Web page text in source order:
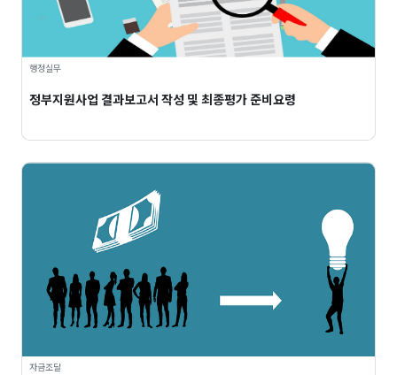
행정실무
정부지원사업 결과보고서 작성 및 최종평가 준비요령
자금조달